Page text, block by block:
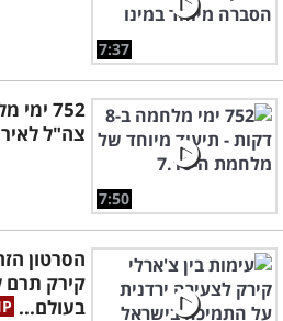
7:37
7:50
צה"ל
הסרטון
קירק
בעולם...